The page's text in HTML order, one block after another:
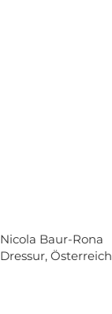
Nicola Baur-Rona
Dressur, Österreich